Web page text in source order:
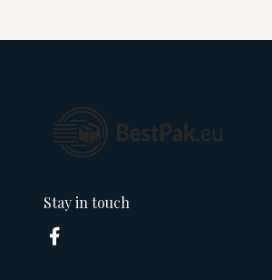
Stay in touch